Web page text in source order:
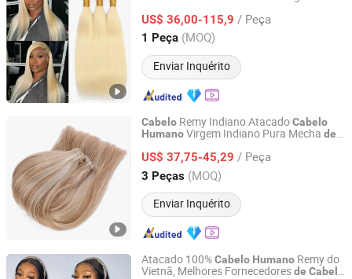
Cacheado Malaio Cabelo
Molhado Ondulado
Extensão Humana
Pacote
extensão de cabelo
humano natural
Weavingde Cabelo Liso e Longo
US$ 36,00-115,9 / Peça
1 Peça (MOQ)
Enviar Inquérito
Henan, China Desde 2024
Cabelo Remy Indiano AtacadoCabelo
HumanoVirgem Indiano Pura Mecha de
US$ 37,75-45,29 / Peça
3 Peças (MOQ)
Enviar Inquérito
Xuchang BeautyHair Fashion Co., Ltd.
Henan, China Desde 2004
Atacado 100%Cabelo Humano Remy do
Vietnã, Melhores Fornecedoresde Cabelo